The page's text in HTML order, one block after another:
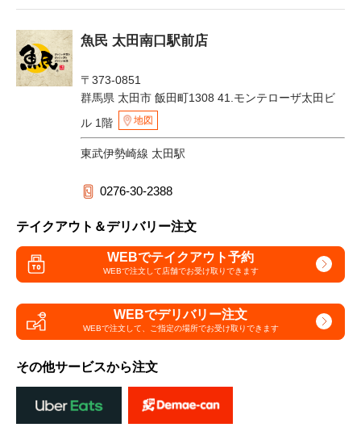
魚民 太田南口駅前店
〒373-0851
群馬県 太田市 飯田町1308 41.モンテローザ太田ビ
ル 1階
地図
東武伊勢崎線 太田駅
0276-30-2388
テイクアウト＆デリバリー注文
WEBでテイクアウト予約
WEBで注文して店舗でお受け取りできます
WEBでデリバリー注文
WEBで注文して、 ご指定の場所でお受け取りできます
その他サービスから注文